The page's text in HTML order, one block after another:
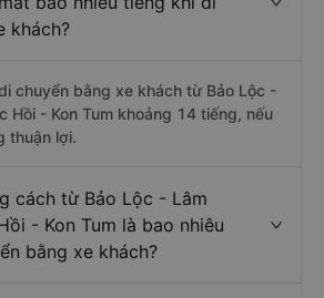
khách?
chuyển bằng xe khách từ Bảo Lộc -
Hồi - Kon Tum khoảng 14 tiếng, nếu
thuận lợi.
cách từ Bảo Lộc - Lâm
- Kon Tum là bao nhiêu
bằng xe khách?